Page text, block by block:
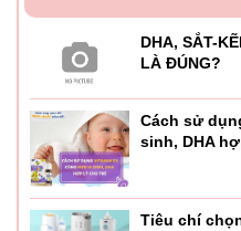
DHA, SẮT-
LÀ ĐÚNG?
Cách sử
sinh, DHA
Tiêu chí